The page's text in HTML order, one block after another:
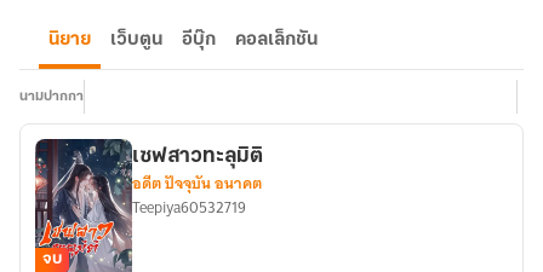
นิยาย เว็บตูน อีบุ๊ก คอลเล็กชัน
นามปากกา
จบ
เซฟสาวทะลุมิติ
อดีต ปัจจุบัน อนาคต
Teepiya60532719